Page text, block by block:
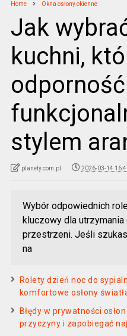
Home Okna osłony okienne
Jak
kuchni,
stylem
planety.com.pl 2026-03-14
Wybór odpowiednich
kluczowy dla
przestrzeni. Jeśli
na
Rolety dzień noc do
komfortowe osłony
Błędy w prywatności
przyczyny i zapobiegać